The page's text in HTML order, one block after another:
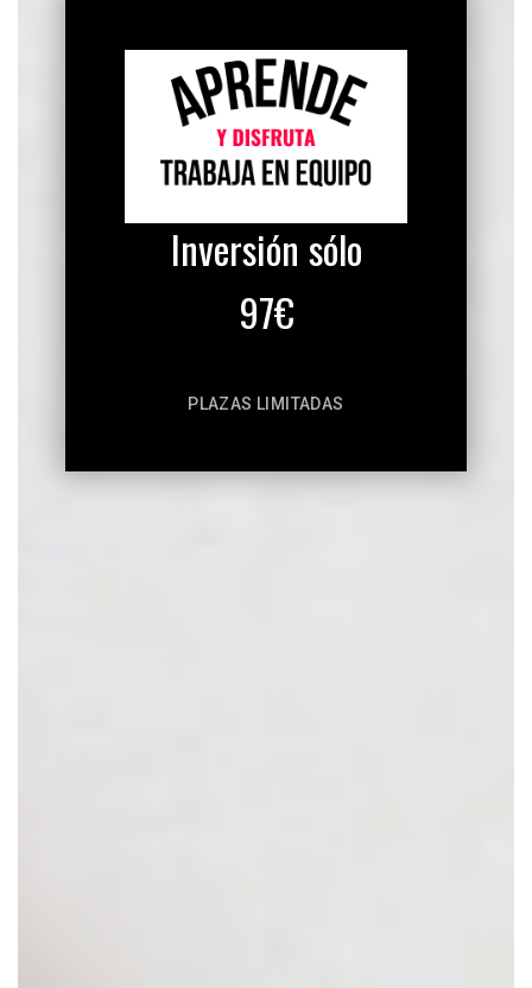
Inversión sólo
97€
PLAZAS LIMITADAS